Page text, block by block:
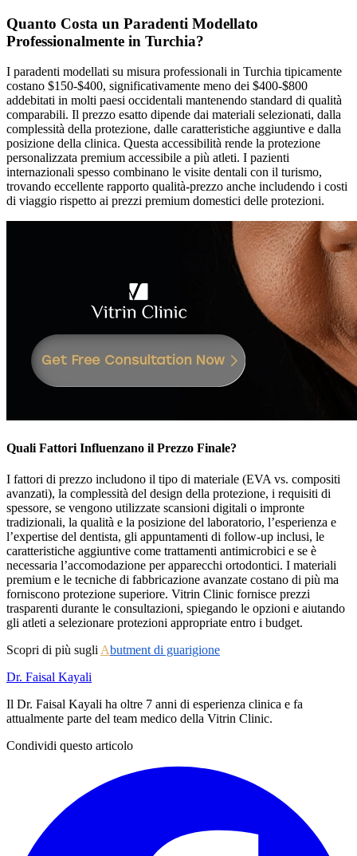
Quanto Costa un Paradenti Modellato
Professionalmente in Turchia?
I paradenti modellati su misura professionali in Turchia tipicamente
costano $150-$400, significativamente meno dei $400-$800
addebitati in molti paesi occidentali mantenendo standard di qualità
comparabili. Il prezzo esatto dipende dai materiali selezionati, dalla
complessità della protezione, dalle caratteristiche aggiuntive e dalla
posizione della clinica. Questa accessibilità rende la protezione
personalizzata premium accessibile a più atleti. I pazienti
internazionali spesso combinano le visite dentali con il turismo,
trovando eccellente rapporto qualità-prezzo anche includendo i costi
di viaggio rispetto ai prezzi premium domestici delle protezioni.
Quali Fattori Influenzano il Prezzo Finale?
I fattori di prezzo includono il tipo di materiale (EVA vs. compositi
avanzati), la complessità del design della protezione, i requisiti di
spessore, se vengono utilizzate scansioni digitali o impronte
tradizionali, la qualità e la posizione del laboratorio, l’esperienza e
l’expertise del dentista, gli appuntamenti di follow-up inclusi, le
caratteristiche aggiuntive come trattamenti antimicrobici e se è
necessaria l’accomodazione per apparecchi ortodontici. I materiali
premium e le tecniche di fabbricazione avanzate costano di più ma
forniscono protezione superiore. Vitrin Clinic fornisce prezzi
trasparenti durante le consultazioni, spiegando le opzioni e aiutando
gli atleti a selezionare protezioni appropriate entro i budget.
Scopri di più sugli Abutment di guarigione
Dr. Faisal Kayali
Il Dr. Faisal Kayali ha oltre 7 anni di esperienza clinica e fa
attualmente parte del team medico della Vitrin Clinic.
Condividi questo articolo